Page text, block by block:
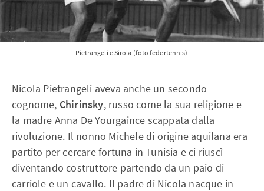
Pietrangeli e Sirola (foto federtennis)
Nicola Pietrangeli aveva anche un secondo
cognome, Chirinsky, russo come la sua religione e
la madre Anna De Yourgaince scappata dalla
rivoluzione. Il nonno Michele di origine aquilana era
partito per cercare fortuna in Tunisia e ci riuscì
diventando costruttore partendo da un paio di
carriole e un cavallo. Il padre di Nicola nacque in